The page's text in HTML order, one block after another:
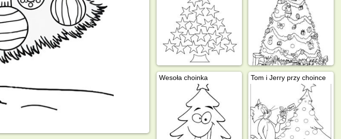
Wesoła choinka Tom i Jerry przy choince